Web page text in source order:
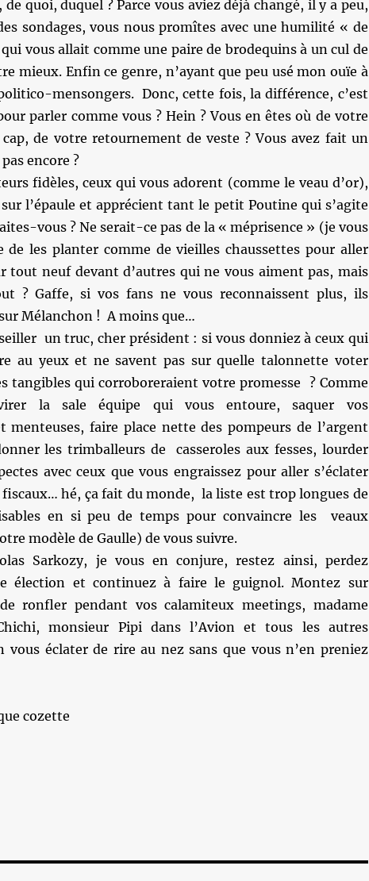
quoi, duquel ? Parce vous aviez déjà changé, il y a peu,
sondages, vous nous promîtes avec une humilité « de
vous allait comme une paire de brodequins à un cul de
mieux. Enfin ce genre, n’ayant que peu usé mon ouïe à
mensongers. Donc, cette fois, la différence, c’est
parler comme vous ? Hein ? Vous en êtes où de votre
de votre retournement de veste ? Vous avez fait un
encore ?
fidèles, ceux qui vous adorent (comme le veau d’or),
l’épaule et apprécient tant le petit Poutine qui s’agite
vous ? Ne serait-ce pas de la « méprisence » (je vous
de les planter comme de vieilles chaussettes pour aller
tout neuf devant d’autres qui ne vous aiment pas, mais
? Gaffe, si vos fans ne vous reconnaissent plus, ils
Mélanchon ! A moins que…
un truc, cher président : si vous donniez à ceux qui
au yeux et ne savent pas sur quelle talonnette voter
tangibles qui corroboreraient votre promesse ? Comme
la sale équipe qui vous entoure, saquer vos
menteuses, faire place nette des pompeurs de l’argent
les trimballeurs de casseroles aux fesses, lourder
avec ceux que vous engraissez pour aller s’éclater
fiscaux… hé, ça fait du monde, la liste est trop longues de
en si peu de temps pour convaincre les veaux
modèle de Gaulle) de vous suivre.
Sarkozy, je vous en conjure, restez ainsi, perdez
élection et continuez à faire le guignol. Montez sur
ronfler pendant vos calamiteux meetings, madame
monsieur Pipi dans l’Avion et tous les autres
vous éclater de rire au nez sans que vous n’en preniez
cozette